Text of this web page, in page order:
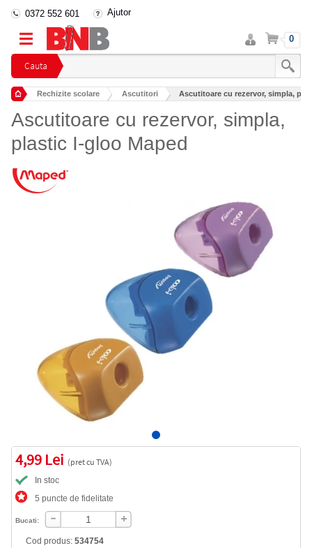
Cauta
0372 552 601 Ajutor
Intra
in
cont
Cos 0
Rechizite scolare Ascutitori Ascutitoare cu rezervor, simpla,
Ascutitoare cu rezervor, simpla,
plastic I-gloo Maped
4,99 Lei (pret cu TVA)
In stoc
5 puncte de fidelitate
Bucati:
Cod produs: 534754